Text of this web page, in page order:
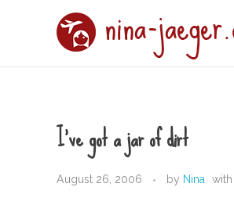
I've got a jar of dirt
August 26, 2006 by Nina with